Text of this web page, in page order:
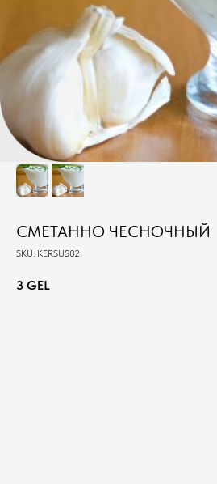
СМЕТАННО ЧЕСНОЧНЫЙ
SKU: KERSUS02
3 GEL